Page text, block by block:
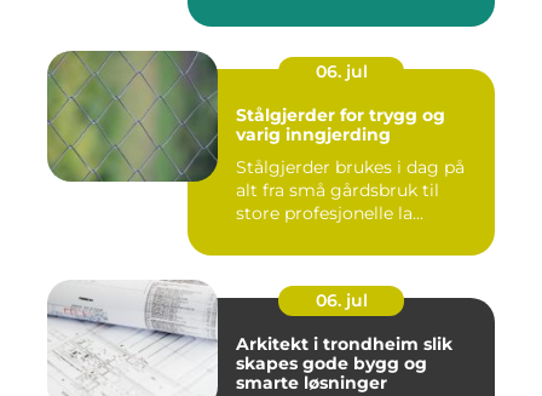
06. jul
Stålgjerder for trygg og
varig inngjerding
Stålgjerder brukes i dag på
alt fra små gårdsbruk til
store profesjonelle la...
06. jul
Arkitekt i trondheim slik
skapes gode bygg og
smarte løsninger